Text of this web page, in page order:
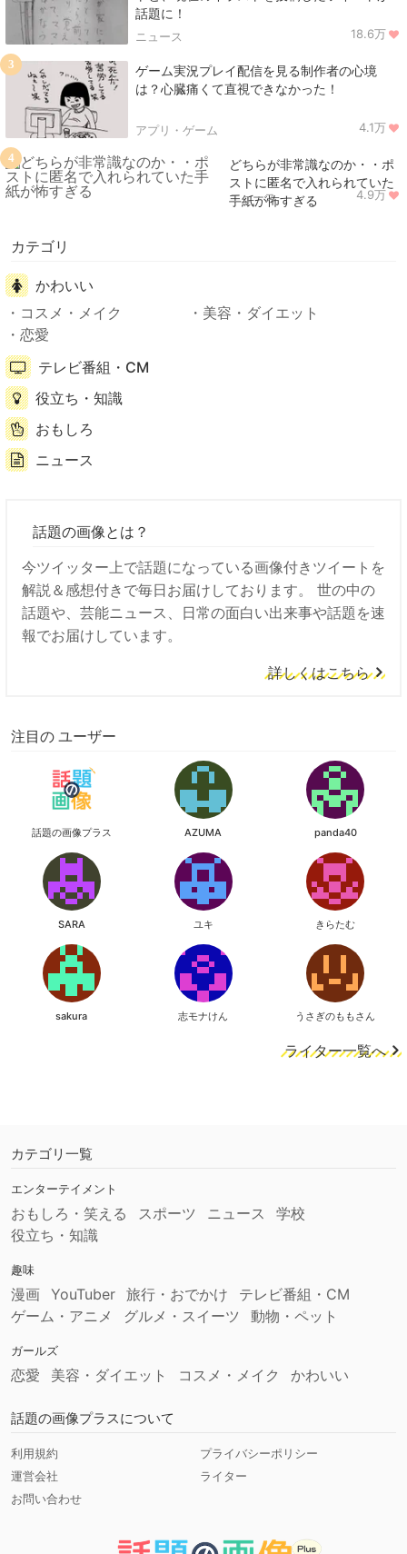
話題に！
ニュース 18.6万
ゲーム実況プレイ配信を見る制作者の心境
は？心臓痛くて直視できなかった！
アプリ・ゲーム 4.1万
3
どちらが非常識なのか・・ポ
ストに匿名で入れられていた
手紙が怖すぎる
ニュース 4.9万
4
カテゴリ
かわいい
コスメ・メイク
美容・ダイエット
恋愛
テレビ番組・CM
役立ち・知識
おもしろ
ニュース
話題の画像とは？
今ツイッター上で話題になっている画像付きツイートを
解説＆感想付きで毎日お届けしております。 世の中の
話題や、芸能ニュース、日常の面白い出来事や話題を速
報でお届けしています。
詳しくはこちら
注目の ユーザー
話題の画像プラス AZUMA panda40
SARA ユキ きらたむ
sakura 志モナけん うさぎのももさん
ライター一覧へ
カテゴリ一覧
エンターテイメント
おもしろ・笑える スポーツ ニュース
学校
役立ち・知識
趣味
漫画 YouTuber 旅行・おでかけ
テレビ番組・CM
ゲーム・アニメ
グルメ・スイーツ 動物・ペット
ガールズ
恋愛 美容・ダイエット コスメ・メイク かわいい
話題の画像プラスについて
利用規約
プライバシーポリシー
運営会社
ライター
お問い合わせ